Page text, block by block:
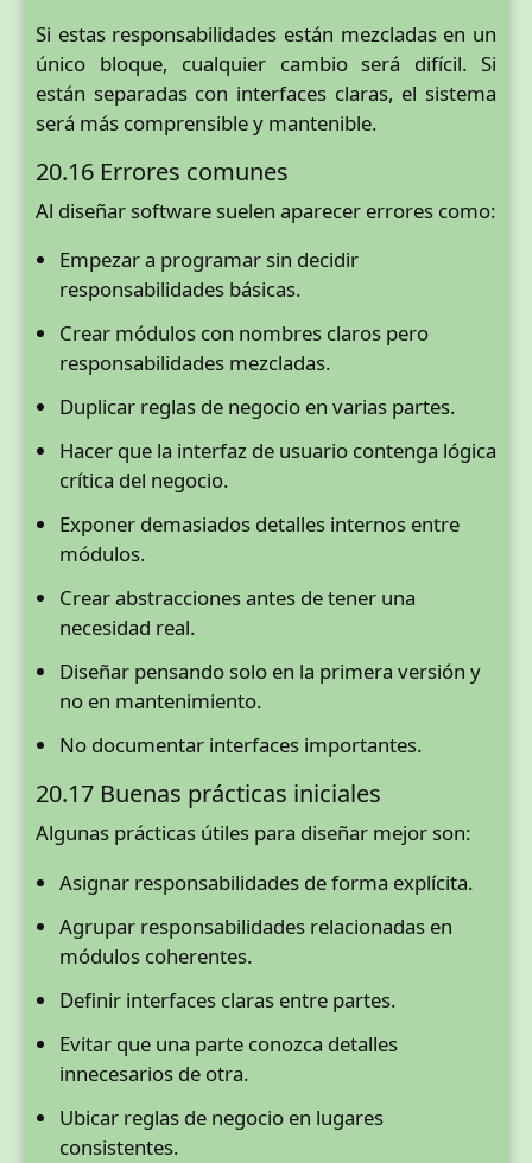
Si estas responsabilidades están mezcladas en un
único bloque, cualquier cambio será difícil. Si
están separadas con interfaces claras, el sistema
será más comprensible y mantenible.
20.16 Errores comunes
Al diseñar software suelen aparecer errores como:
Empezar a programar sin decidir
responsabilidades básicas.
Crear módulos con nombres claros pero
responsabilidades mezcladas.
Duplicar reglas de negocio en varias partes.
Hacer que la interfaz de usuario contenga lógica
crítica del negocio.
Exponer demasiados detalles internos entre
módulos.
Crear abstracciones antes de tener una
necesidad real.
Diseñar pensando solo en la primera versión y
no en mantenimiento.
No documentar interfaces importantes.
20.17 Buenas prácticas iniciales
Algunas prácticas útiles para diseñar mejor son:
Asignar responsabilidades de forma explícita.
Agrupar responsabilidades relacionadas en
módulos coherentes.
Definir interfaces claras entre partes.
Evitar que una parte conozca detalles
innecesarios de otra.
Ubicar reglas de negocio en lugares
consistentes.